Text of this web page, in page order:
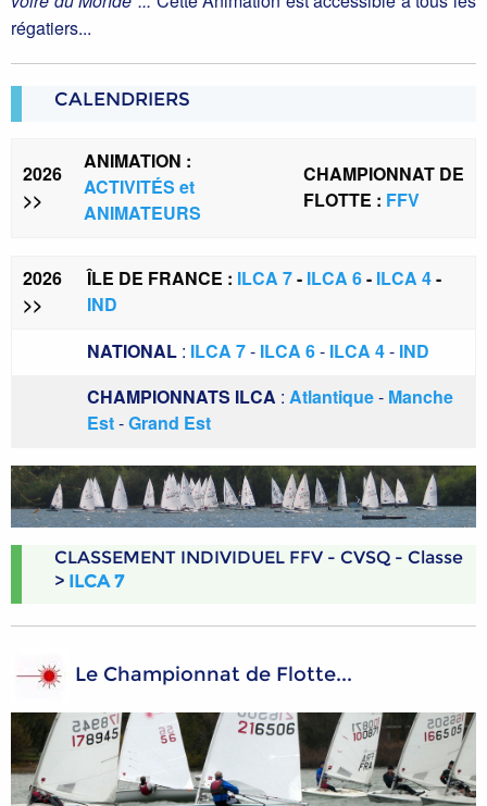
régatiers...
CALENDRIERS
2026
>>
ANIMATION :
ACTIVITÉS et
ANIMATEURS
CHAMPIONNAT DE
FLOTTE : FFV
2026
>>
ÎLE DE FRANCE : ILCA 7- ILCA 6- ILCA 4-
IND
NATIONAL : ILCA 7- ILCA 6- ILCA 4- IND
CHAMPIONNATS ILCA : Atlantique- Manche
Est-Grand Est
CLASSEMENT INDIVIDUEL FFV - CVSQ - Classe
> ILCA 7
Le Championnat de Flotte...